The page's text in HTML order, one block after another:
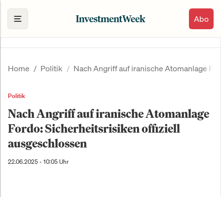
Abo
Home Politik Nach Angriff auf iranische Atomanlage
Politik
Nach Angriff auf iranische Atomanlage
Fordo: Sicherheitsrisiken offiziell
ausgeschlossen
22.06.2025 - 10:05 Uhr